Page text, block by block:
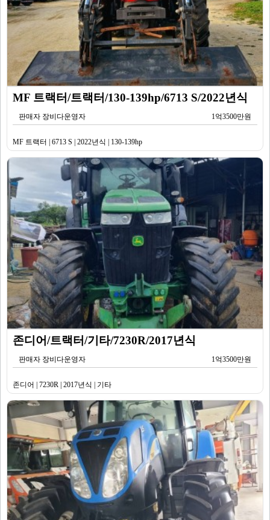
MF 트랙터/트랙터/130-139hp/6713 S/2022년식
판매자 장비다운영자 1억3500만원
MF 트랙터 | 6713 S | 2022년식 | 130-139hp
존디어/트랙터/기타/7230R/2017년식
판매자 장비다운영자 1억3500만원
존디어 | 7230R | 2017년식 | 기타